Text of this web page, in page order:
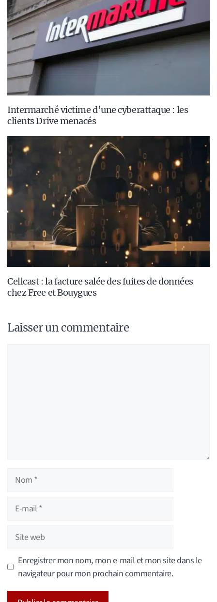
Intermarché victime d’une cyberattaque : les
clients Drive menacés
Cellcast : la facture salée des fuites de données
chez Free et Bouygues
Laisser un commentaire
Nom
Site
web
Enregistrer mon nom, mon e-mail et mon site dans le
navigateur pour mon prochain commentaire.